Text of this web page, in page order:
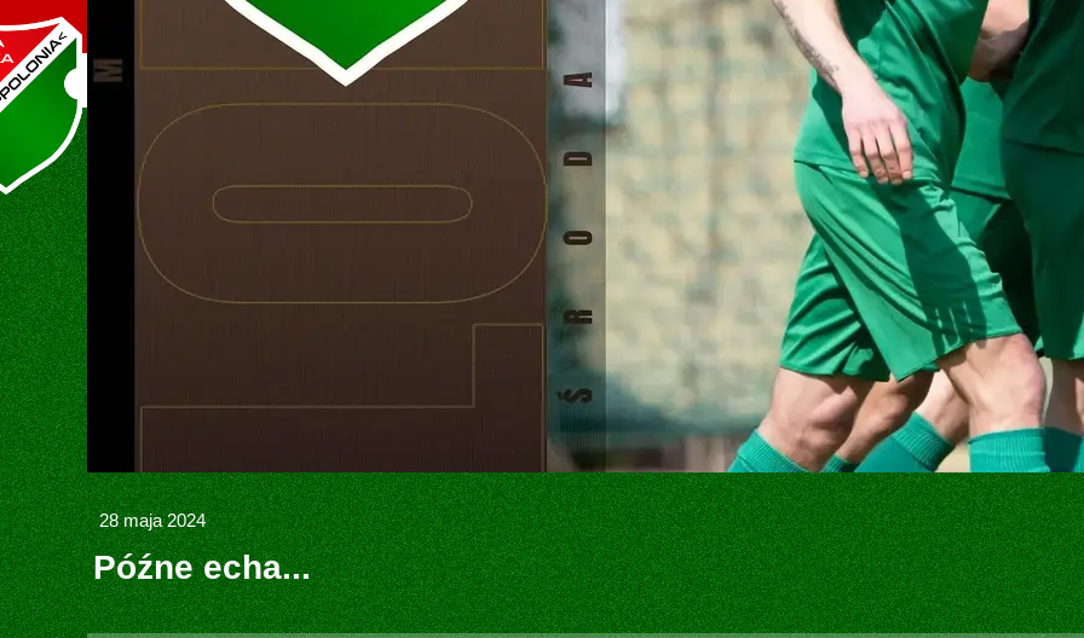
28 maja 2024
Późne echa...
Oficjalna strona MLKS POLONIA Środa Śląska
STRONA GŁÓWNA
HISTORIA
STATUT KLUBU
SEKCJE SPORTOWE
AKADEMIA PIŁKARSKA
SEKCJA PŁYWACKA
SEKCJA LEKKOATLETYCZNA
SPONSORZY
SPONSORZY
OFERTA